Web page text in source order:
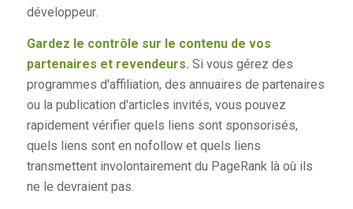
développeur.
Gardez le contrôle sur le contenu de vos
partenaires et revendeurs. Si vous gérez des
programmes d'affiliation, des annuaires de partenaires
ou la publication d'articles invités, vous pouvez
rapidement vérifier quels liens sont sponsorisés,
quels liens sont en nofollow et quels liens
transmettent involontairement du PageRank là où ils
ne le devraient pas.